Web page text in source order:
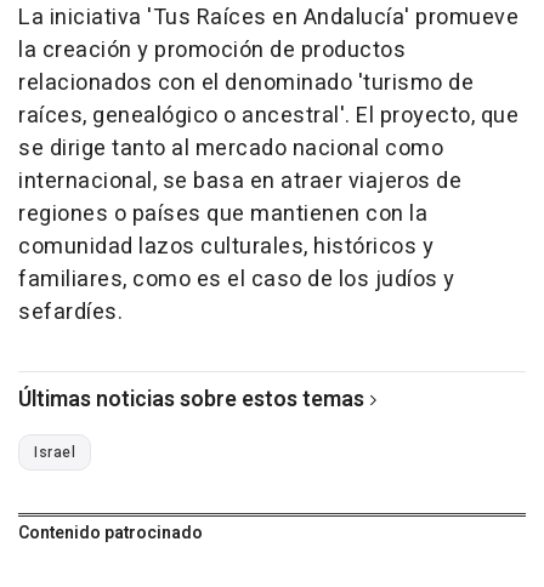
La iniciativa 'Tus Raíces en Andalucía' promueve
la creación y promoción de productos
relacionados con el denominado 'turismo de
raíces, genealógico o ancestral'. El proyecto, que
se dirige tanto al mercado nacional como
internacional, se basa en atraer viajeros de
regiones o países que mantienen con la
comunidad lazos culturales, históricos y
familiares, como es el caso de los judíos y
sefardíes.
Últimas noticias sobre estos temas
Israel
Contenido patrocinado